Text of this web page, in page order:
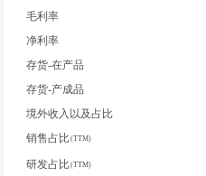
毛利率
净利率
存货-在产品
存货-产成品
境外收入以及占比
销售占比
研发占比